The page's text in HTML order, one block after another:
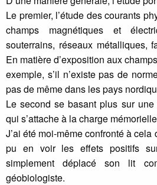
Le premier, l’étude des courants
champs magnétiques et
souterrains, réseaux métalliques,
En matière d’exposition aux
exemple, s’il n’existe pas de
pas de même dans les pays
Le second se basant plus sur une
qui s’attache à la charge
J’ai été moi-même confronté à cela
pu en voir les effets positifs
simplement déplacé son lit
géobiologiste.